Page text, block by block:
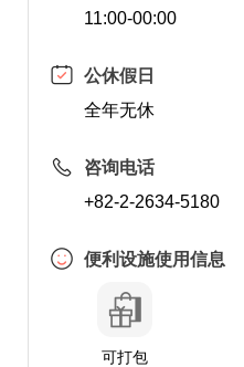
11:00-00:00
公休假日
全年无休
咨询电话
+82-2-2634-5180
便利设施使用信息
可打包